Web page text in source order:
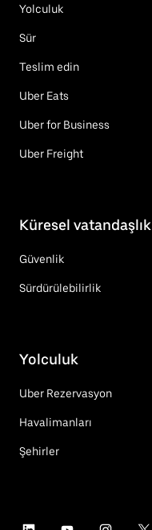
Yolculuk
Sür
Teslim edin
Uber Eats
Uber for Business
Uber Freight
Küresel vatandaşlık
Güvenlik
Sürdürülebilirlik
Yolculuk
Uber Rezervasyon
Havalimanları
Şehirler